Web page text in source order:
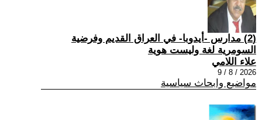
(2) مدارس -أيدوبا- في العراق القديم وفرضية
السومرية لغة وليست هوية
علاء اللامي
2026 / 8 / 9
مواضيع وابحاث سياسية